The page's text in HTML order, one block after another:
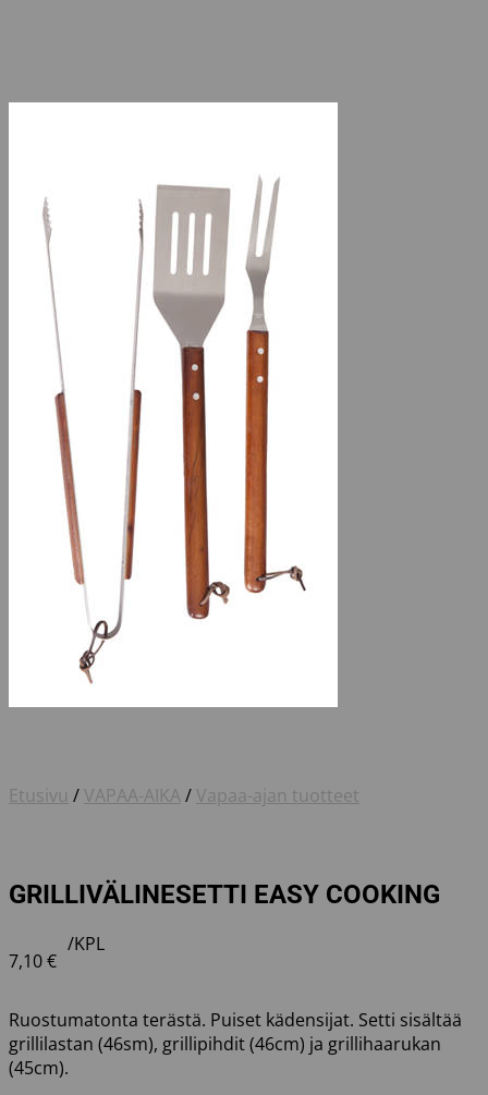
Etusivu / VAPAA-AIKA/ Vapaa-ajan tuotteet
GRILLIVÄLINESETTI EASY COOKING
7,10€
/KPL
Ruostumatonta terästä. Puiset kädensijat. Setti sisältää
grillilastan (46sm), grillipihdit (46cm) ja grillihaarukan
(45cm).